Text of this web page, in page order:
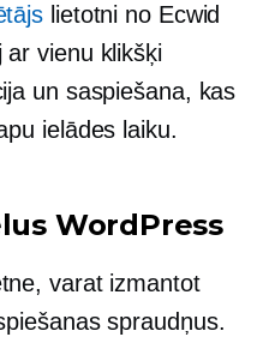
lietotni no Ecwid
ar vienu klikšķi
un saspiešana, kas
ielādes laiku.
WordPress
varat izmantot
spraudņus.